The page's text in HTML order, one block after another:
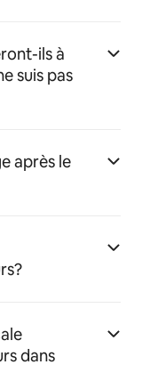
ils à
suis pas
après le
dans